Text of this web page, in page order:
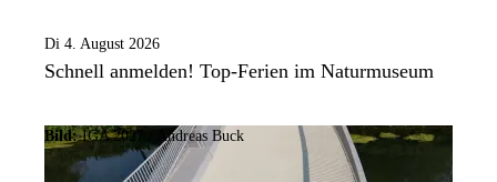
Di 4. August 2026
Schnell anmelden! Top-Ferien im Naturmuseum
Bild: IGA 2027 / Andreas Buck